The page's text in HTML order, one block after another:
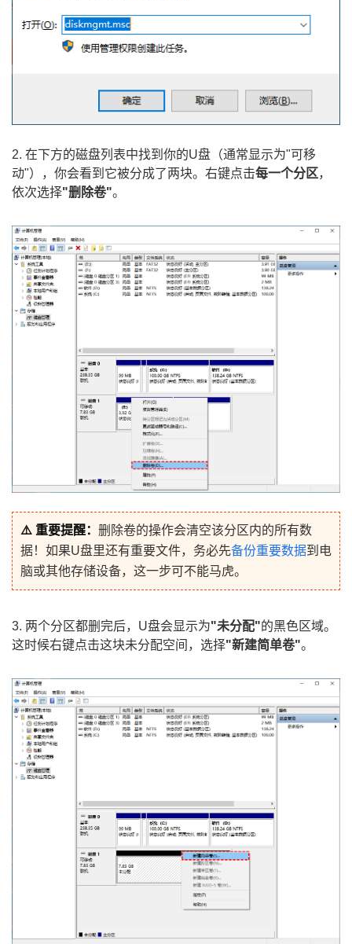
2. 在下方的磁盘列表中找到你的U盘（通常显示为"可移
动"），你会看到它被分成了两块。右键点击每一个分区，
依次选择"删除卷"。
⚠️ 重要提醒： 删除卷的操作会清空该分区内的所有数
据！如果U盘里还有重要文件，务必先备份重要数据到电
脑或其他存储设备，这一步可不能马虎。
3. 两个分区都删完后，U盘会显示为"未分配"的黑色区域。
这时候右键点击这块未分配空间，选择"新建简单卷"。